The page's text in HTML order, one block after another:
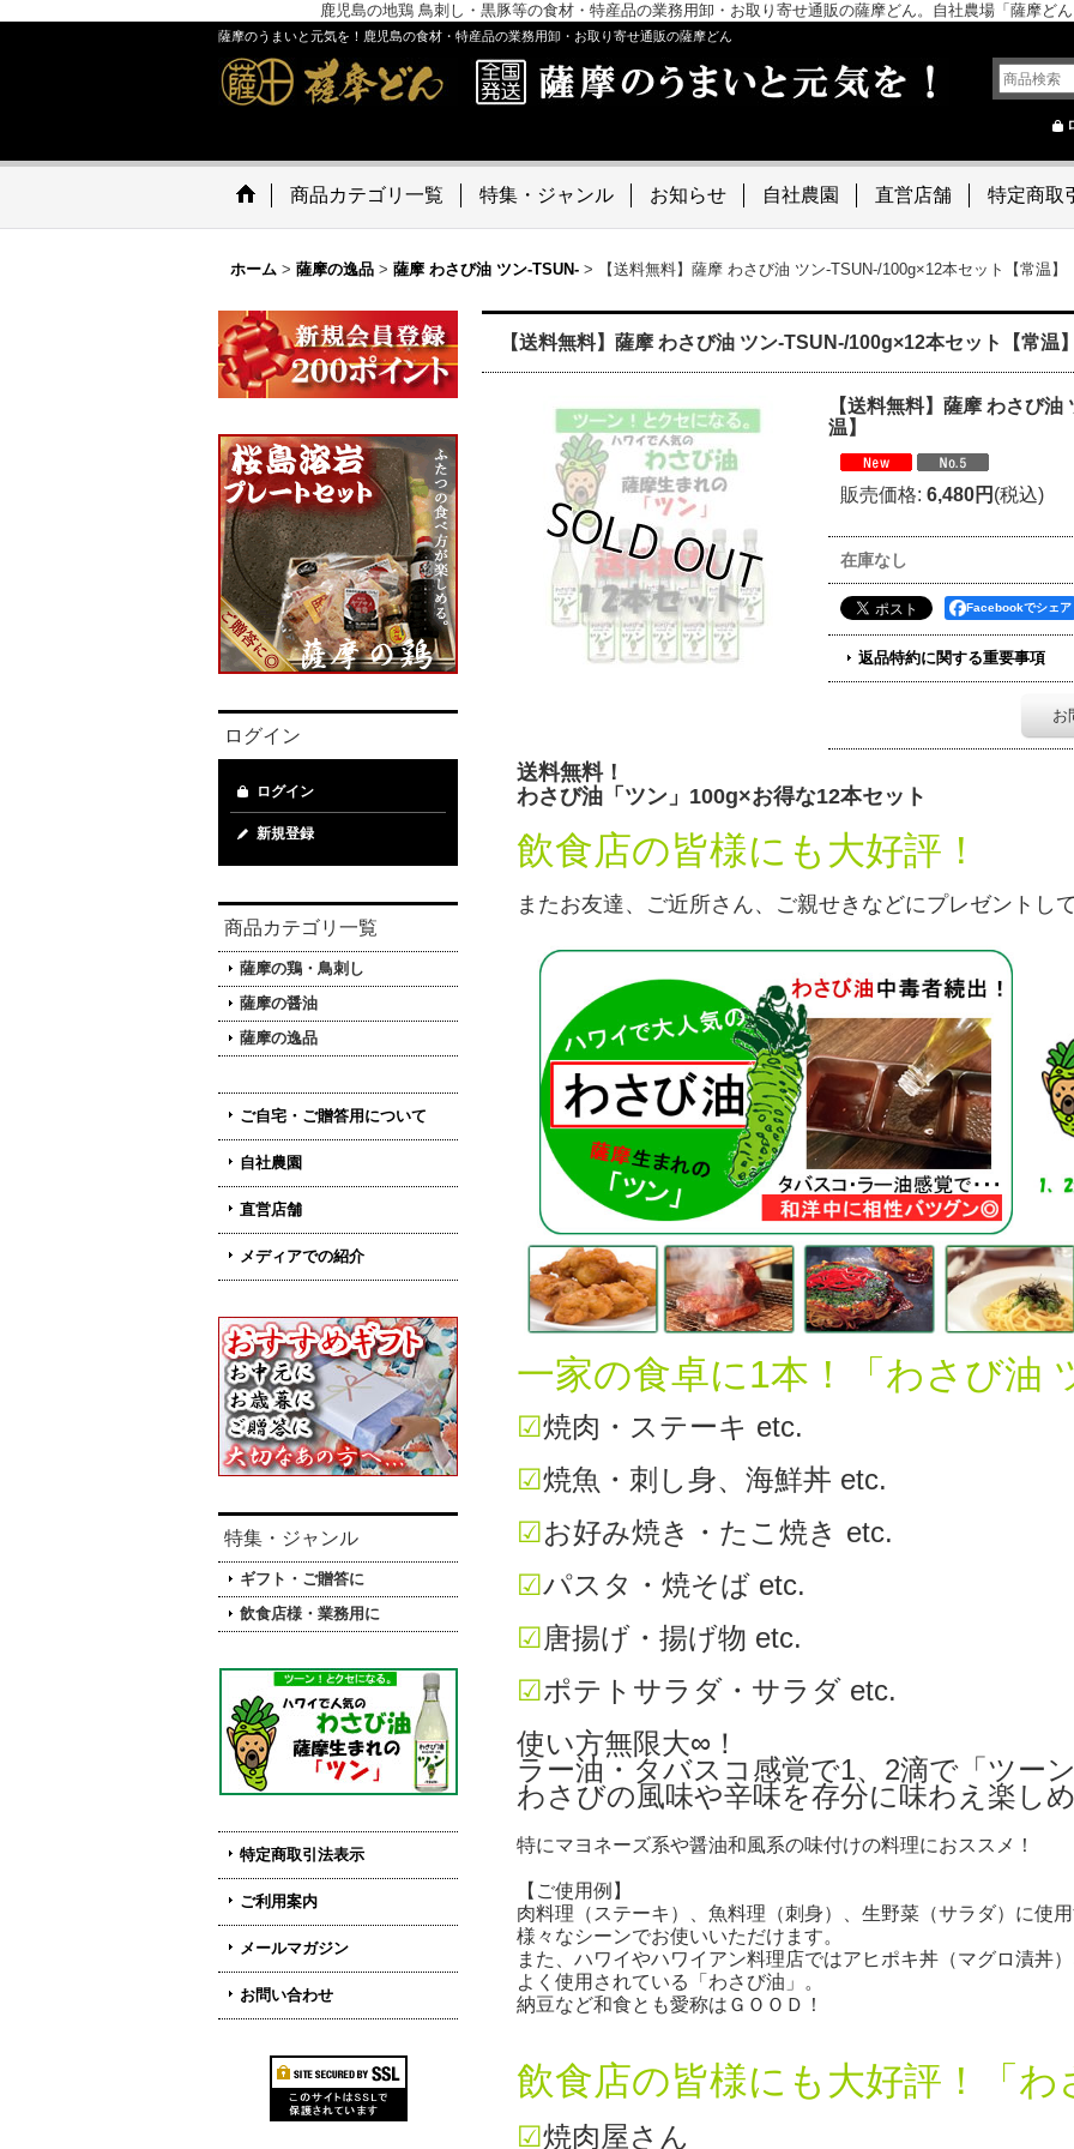
鹿児島の地鶏 鳥刺し・黒豚等の食材・特産品の業務用卸・お取り寄せ通販の薩摩どん。自社農場「薩摩ど
薩摩のうまいと元気を！鹿児島の食材・特産品の業務用卸・お取り寄せ通販の薩摩どん
商品カテゴリ一覧 特集・ジャンル お知らせ 自社農園 直営店舗 特定商取
ホーム > 薩摩の逸品 > 薩摩 わさび油 ツン-TSUN- > 【送料無料】薩摩 わさび油 ツン-TSUN-/100g×12本セット【常温】
ログイン
ログイン
新規登録
商品カテゴリ一覧
薩摩の鶏・鳥刺し
薩摩の醤油
薩摩の逸品
ご自宅・ご贈答用について
自社農園
直営店舗
メディアでの紹介
特集・ジャンル
ギフト・ご贈答に
飲食店様・業務用に
特定商取引法表示
ご利用案内
メールマガジン
お問い合わせ
【送料無料】薩摩 わさび油 ツン-TSUN-/100g×12本セット【常温
【送料無料】薩摩 わさび
温】
販売価格: 6,480円 (税込)
在庫なし
Facebookでシェア
返品特約に関する重要事項
お
送料無料！
わさび油「ツン」100g×お得な12本セット
飲食店の皆様にも大好評！
またお友達、ご近所さん、ご親せきなどにプレゼントし
一家の食卓に1本！「わさび油
☑焼肉・ステーキ etc.
☑焼魚・刺し身、海鮮丼 etc.
☑お好み焼き・たこ焼き etc.
☑パスタ・焼そば etc.
☑唐揚げ・揚げ物 etc.
☑ポテトサラダ・サラダ etc.
使い方無限大∞！
ラー油・タバスコ感覚で1、2滴で「ツー
わさびの風味や辛味を存分に味わえ楽し
特にマヨネーズ系や醤油和風系の味付けの料理におススメ！
【ご使用例】
肉料理（ステーキ）、魚料理（刺身）、生野菜（サラダ）に使
様々なシーンでお使いいただけます。
また、ハワイやハワイアン料理店ではアヒポキ丼（マグロ漬丼
よく使用されている「わさび油」。
納豆など和食とも愛称はＧＯＯＤ！
飲食店の皆様にも大好評！「わ
☑焼肉屋さん